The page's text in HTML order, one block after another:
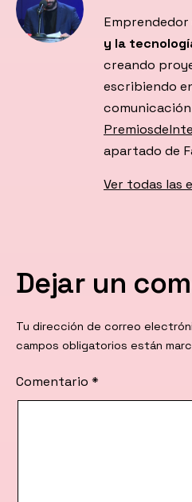
y la
creando
escribiendo
apartado de
Ver todas las
Dejar un
Tu dirección de correo
campos obligatorios están
Comentario *